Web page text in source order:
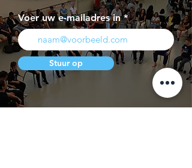
Voer uw e-mailadres in
Stuur op